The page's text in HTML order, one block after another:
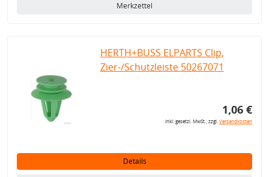
Merkzettel
HERTH+BUSS ELPARTS Clip,
Zier-/Schutzleiste 50267071
1,06 €
inkl. gesetzl. MwSt., zzgl.Versandkosten
Details